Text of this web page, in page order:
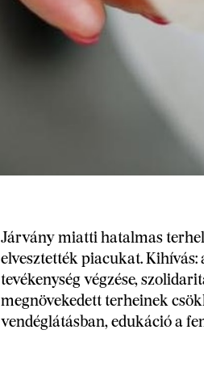
Járvány miatti hatalmas
elvesztették piacukat.
tevékenység végzése,
megnövekedett terheinek
vendéglátásban, edukáció a